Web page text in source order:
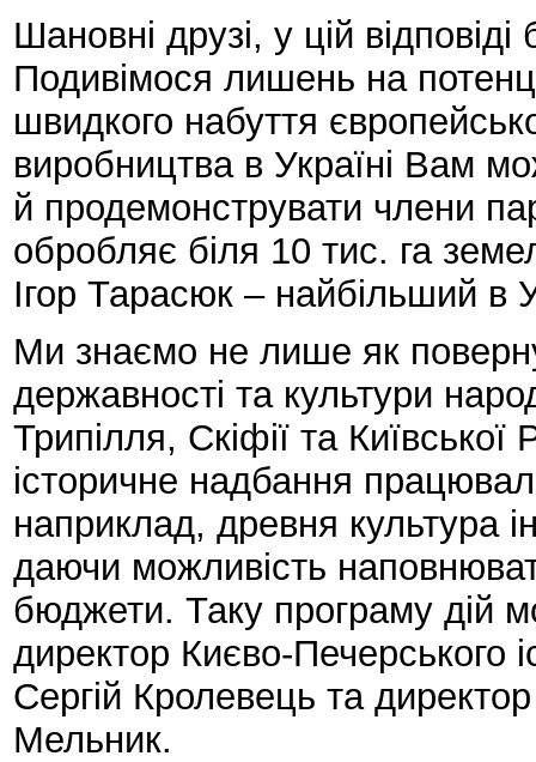
Шановні друзі, у цій
Подивімося лишень на
швидкого набуття
виробництва в Україні Вам
й продемонструвати члени
обробляє біля 10 тис. га
Ігор Тарасюк – найбільший в
Ми знаємо не лише як
державності та культури
Трипілля, Скіфії та
історичне надбання
наприклад, древня культура
даючи можливість
бюджети. Таку програму дій
директор Києво-Печерського
Сергій Кролевець та
Мельник.